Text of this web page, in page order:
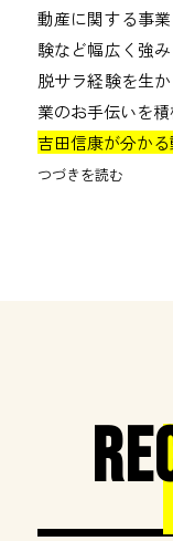
動産に関する事
験など幅広く強
脱サラ経験を生
業のお手伝いを
吉田信康が分かる
つづきを読む